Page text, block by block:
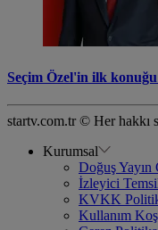
Seçim Özel'in ilk
startv.com.tr © Her hakkı
Kurumsal
Doğuş Yayın
İzleyici
KVKK
Kullanım